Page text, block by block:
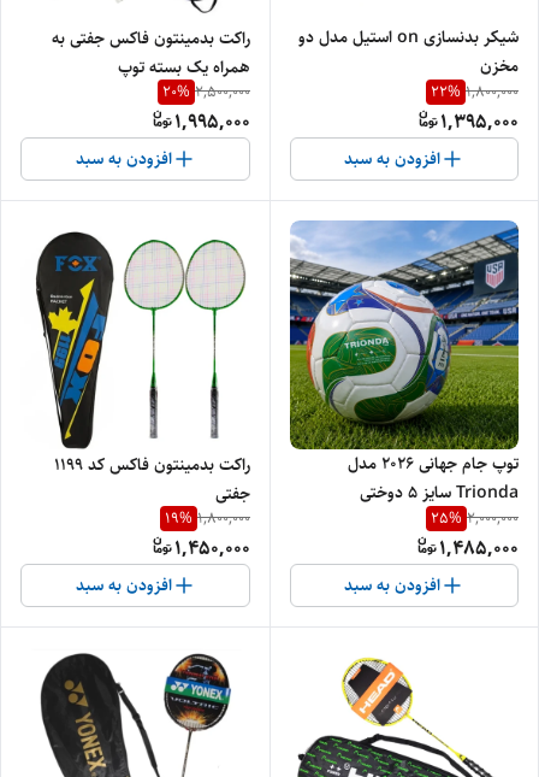
شیکر بدنسازی on استیل مدل دو
مخزن
1,800,000
22%
1,395,000
افزودن به سبد
راکت بدمینتون فاکس جفتی به
همراه یک بسته توپ
2,500,000
20%
1,995,000
افزودن به سبد
توپ جام جهانی ۲۰۲۶ مدل
Trionda سایز ۵ دوختی
2,000,000
25%
1,485,000
افزودن به سبد
راکت بدمینتون فاکس کد 1199
جفتی
1,800,000
19%
1,450,000
افزودن به سبد